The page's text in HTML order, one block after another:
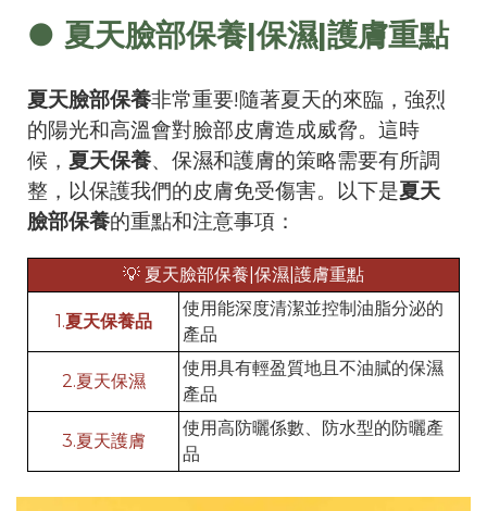
● 夏天臉部保養|保濕|護膚重點
夏天臉部保養非常重要!隨著夏天的來臨，強烈
的陽光和高溫會對臉部皮膚造成威脅。這時
候， 夏天保養、保濕和護膚的策略需要有所調
整，以保護我們的皮膚免受傷害。以下是夏天
臉部保養的重點和注意事項：
💡 夏天臉部保養|保濕|護膚重點
1.夏天保養品
使用能深度清潔並控制油脂分泌的
產品
2.夏天保濕
使用具有輕盈質地且不油膩的保濕
產品
3.夏天護膚
使用高防曬係數、防水型的防曬產
品